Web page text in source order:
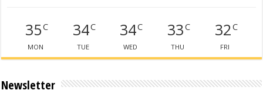
35C
MON
34C
TUE
34C
WED
33C
THU
32C
FRI
Newsletter